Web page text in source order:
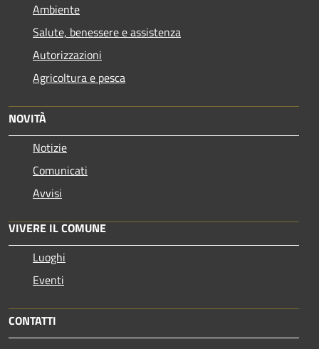
Ambiente
Salute, benessere e assistenza
Autorizzazioni
Agricoltura e pesca
NOVITÀ
Notizie
Comunicati
Avvisi
VIVERE IL COMUNE
Luoghi
Eventi
CONTATTI